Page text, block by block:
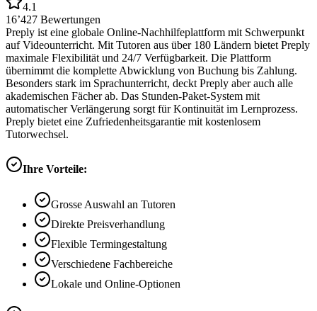
4.1
16’427 Bewertungen
Preply ist eine globale Online-Nachhilfeplattform mit Schwerpunkt
auf Videounterricht. Mit Tutoren aus über 180 Ländern bietet Preply
maximale Flexibilität und 24/7 Verfügbarkeit. Die Plattform
übernimmt die komplette Abwicklung von Buchung bis Zahlung.
Besonders stark im Sprachunterricht, deckt Preply aber auch alle
akademischen Fächer ab. Das Stunden-Paket-System mit
automatischer Verlängerung sorgt für Kontinuität im Lernprozess.
Preply bietet eine Zufriedenheitsgarantie mit kostenlosem
Tutorwechsel.
Ihre Vorteile:
Grosse Auswahl an Tutoren
Direkte Preisverhandlung
Flexible Termingestaltung
Verschiedene Fachbereiche
Lokale und Online-Optionen